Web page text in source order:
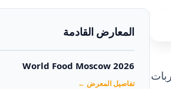
المعارض القادمة
World Food Moscow 2026
تفاصيل المعرض ←